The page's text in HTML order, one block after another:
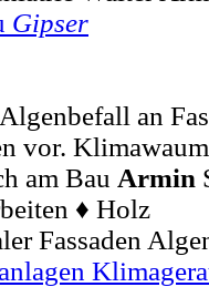
Gipser
an
vor.
am Bau Armin
♦ Holz
Fassaden